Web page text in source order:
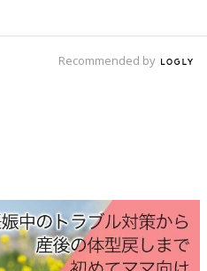
Recommended by